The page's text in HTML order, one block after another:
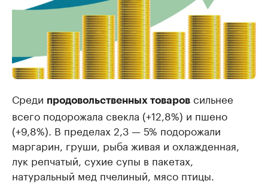
Среди продовольственных товаров сильнее
всего подорожала свекла (+12,8%) и пшено
(+9,8%). В пределах 2,3 — 5% подорожали
маргарин, груши, рыба живая и охлажденная,
лук репчатый, сухие супы в пакетах,
натуральный мед пчелиный, мясо птицы.